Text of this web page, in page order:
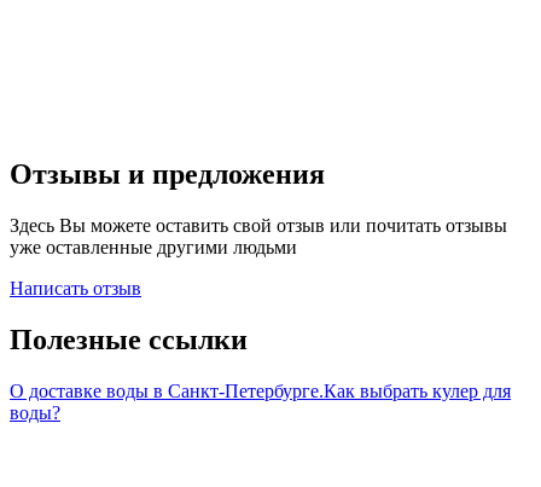
Отзывы и предложения
Здесь Вы можете оставить свой отзыв или почитать отзывы
уже оставленные другими людьми
Написать отзыв
Полезные ссылки
О доставке воды в Санкт-Петербурге.Как выбрать кулер для
воды?